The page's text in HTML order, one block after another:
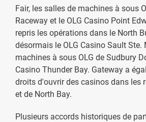
Fair, les salles de machines à sous
Raceway et le OLG Casino Point
repris les opérations dans le North
désormais le OLG Casino Sault Ste.
machines à sous OLG de Sudbury
Casino Thunder Bay. Gateway a
droits d'ouvrir des casinos dans les
et de North Bay.
Plusieurs accords historiques de